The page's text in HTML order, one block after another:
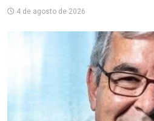
4 de agosto de 2026